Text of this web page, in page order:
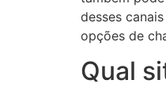
desses
opções de
Qual